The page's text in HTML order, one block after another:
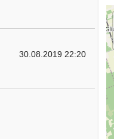
30.08.2019 22:20